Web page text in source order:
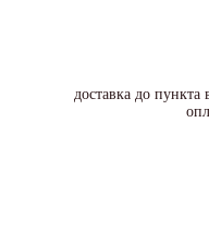
доставка до